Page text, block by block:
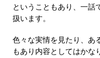
ということもあり、一話
扱います。
色々な実情を見たり、あ
もあり内容としてはかな